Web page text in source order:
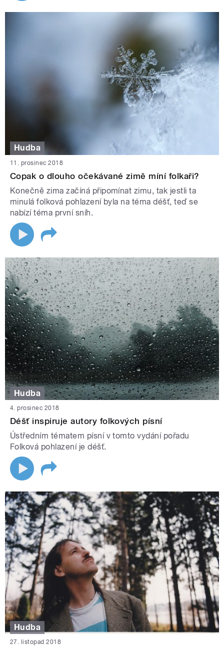
Hudba
11. prosinec 2018
Copak o dlouho očekávané zimě míní folkaři?
Konečně zima začíná připomínat zimu, tak jestli ta
minulá folková pohlazení byla na téma déšť, teď se
nabízí téma první sníh.
Hudba
4. prosinec 2018
Déšť inspiruje autory folkových písní
Ústředním tématem písní v tomto vydání pořadu
Folková pohlazení je déšť.
Hudba
27. listopad 2018